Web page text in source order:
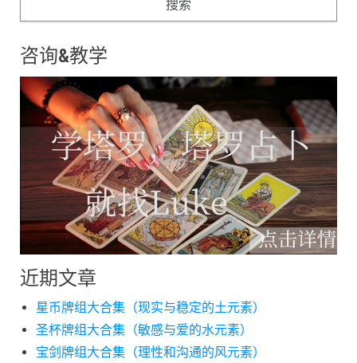
咨询&教学
近期文章
星币牌组大合集（现实与稳定的土元素）
圣杯牌组大合集（敏感与爱的水元素）
宝剑牌组大合集（理性和沟通的风元素）